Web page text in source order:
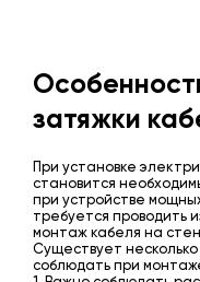
затяжки
При установке
становится
при устройстве
требуется проводить
монтаж кабеля на
Существует
соблюдать при